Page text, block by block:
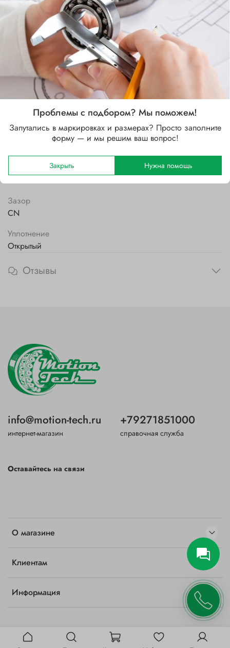
Характеристики
Бренд
Внутренний диаметр d, мм
Наружный диаметр D, мм
Ширина B, мм
Зазор
CN
Уплотнение
Открытый
Отзывы
О магазине
Клиентам
Информация
info@motion-tech.ru
интернет-магазин
+79271851000
справочная служба
Оставайтесь на связи
Проблемы с подбором? Мы поможем!
Запутались в маркировках и размерах? Просто заполните
форму — и мы решим ваш вопрос!
Закрыть Нужна помощь